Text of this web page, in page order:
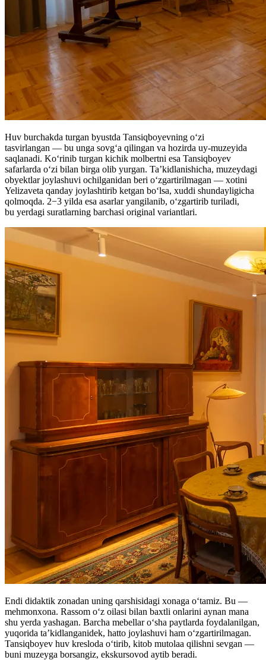
Huv burchakda turgan byustda Tansiqboyevning oʻzi
tasvirlangan — bu unga sovgʻa qilingan va hozirda uy-muzeyida
saqlanadi. Koʻrinib turgan kichik molbertni esa Tansiqboyev
safarlarda oʻzi bilan birga olib yurgan. Ta’kidlanishicha, muzeydagi
obyektlar joylashuvi ochilganidan beri oʻzgartirilmagan — xotini
Yelizaveta qanday joylashtirib ketgan boʻlsa, xuddi shundayligicha
qolmoqda. 2−3 yilda esa asarlar yangilanib, oʻzgartirib turiladi,
bu yerdagi suratlarning barchasi original variantlari.
Endi didaktik zonadan uning qarshisidagi xonaga oʻtamiz. Bu —
mehmonxona. Rassom oʻz oilasi bilan baxtli onlarini aynan mana
shu yerda yashagan. Barcha mebellar oʻsha paytlarda foydalanilgan,
yuqorida ta’kidlanganidek, hatto joylashuvi ham oʻzgartirilmagan.
Tansiqboyev huv kresloda oʻtirib, kitob mutolaa qilishni sevgan —
buni muzeyga borsangiz, ekskursovod aytib beradi.